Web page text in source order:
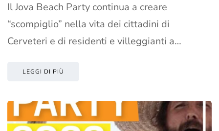
Il Jova Beach Party continua a creare
“scompiglio” nella vita dei cittadini di
Cerveteri e di residenti e villeggianti a…
LEGGI DI PIÙ